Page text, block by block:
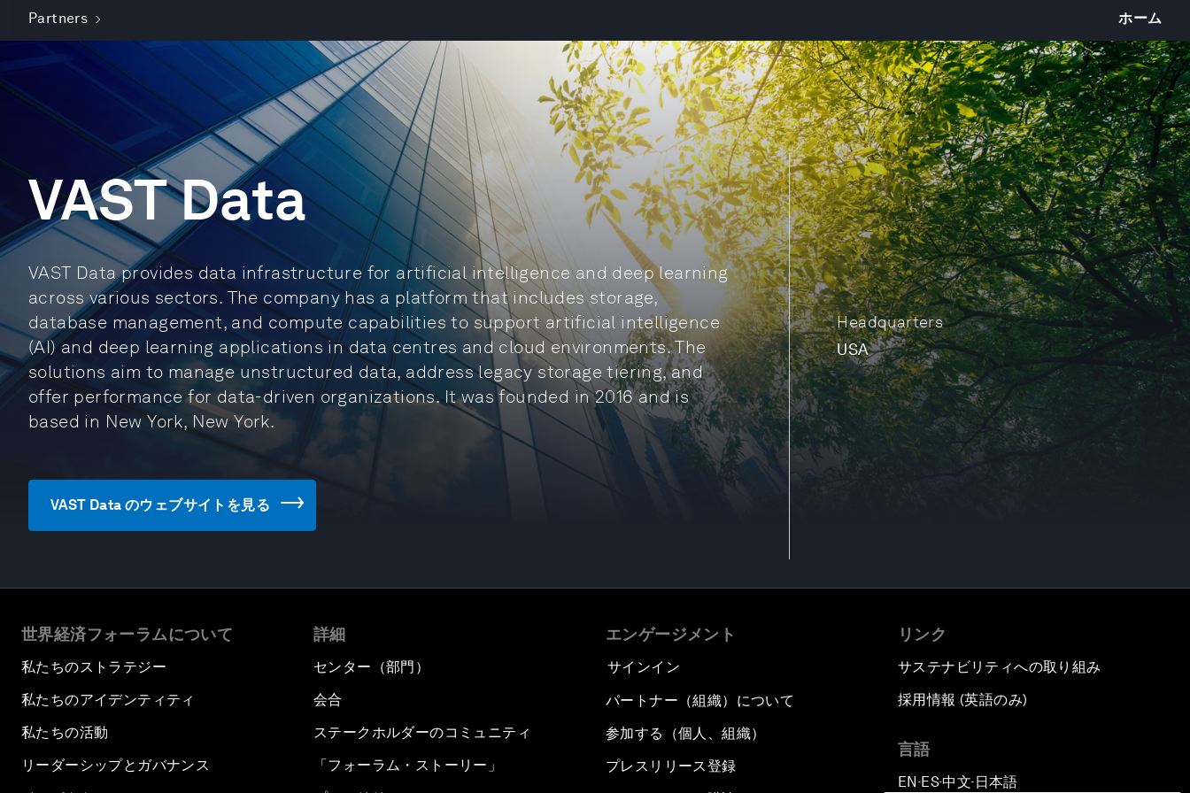
Partners ホーム
Headquarters
USA
VAST Data
VAST Data provides data infrastructure for artificial intelligence and deep learning
across various sectors. The company has a platform that includes storage,
database management, and compute capabilities to support artificial intelligence
(AI) and deep learning applications in data centres and cloud environments. The
solutions aim to manage unstructured data, address legacy storage tiering, and
offer performance for data-driven organizations. It was founded in 2016 and is
based in New York, New York.
VAST Data のウェブサイトを見る
世界経済フォーラムについて
私たちのストラテジー
私たちのアイデンティティ
私たちの活動
リーダーシップとガバナンス
詳細
センター（部門）
会合
ステークホルダーのコミュニティ
「フォーラム・ストーリー」
エンゲージメント
サインイン
パートナー（組織）について
参加する（個人、組織）
プレスリリース登録
リンク
サステナビリティへの取り組み
採用情報 (英語のみ)
言語
EN ▪ES▪中文▪ 日本語